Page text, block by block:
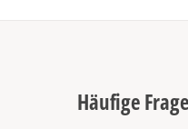
Häufige